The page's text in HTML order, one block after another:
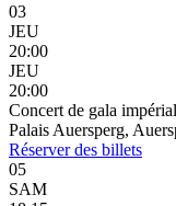
03
JEU
20:00
JEU
20:00
Concert de gala impérial
Palais Auersperg,
Réserverdes billets
05
SAM